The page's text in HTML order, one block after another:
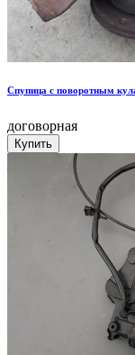
Спупица с поворотным
договорная